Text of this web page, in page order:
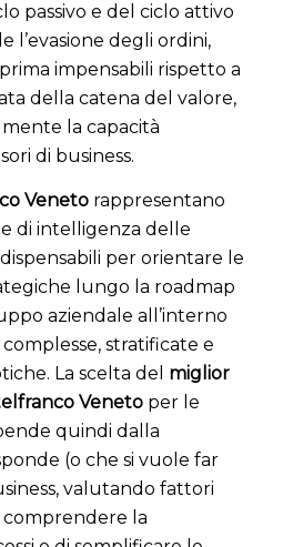
passivo e del ciclo attivo
l’evasione degli ordini,
impensabili rispetto a
della catena del valore,
la capacità
di business.
Veneto rappresentano
di intelligenza delle
per orientare le
lungo la roadmap
aziendale all’interno
stratificate e
La scelta del miglior
Veneto per le
quindi dalla
(o che si vuole far
valutando fattori
comprendere la